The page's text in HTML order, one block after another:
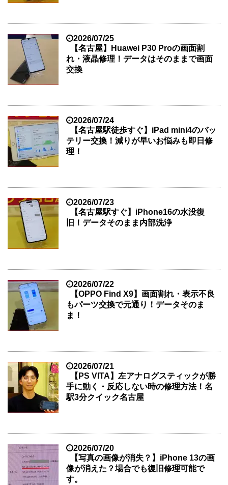
2026/07/25
【名古屋】Huawei P30 Proの画面割
れ・液晶修理！データはそのままで画面
交換
2026/07/24
【名古屋駅徒歩すぐ】iPad mini4のバッ
テリー交換！減りが早いお悩みも即日修
理！
2026/07/23
【名古屋駅すぐ】iPhone16の水没復
旧！データそのまま内部洗浄
2026/07/22
【OPPO Find X9】画面割れ・表示不良
もパーツ交換で元通り！データそのま
ま！
2026/07/21
【PS VITA】左アナログスティックが勝
手に動く・反応しない時の修理方法！名
駅3分クイック名古屋
2026/07/20
【写真の画像が消失？】iPhone 13の画
像が消えた？場合でも復旧修理可能で
す。